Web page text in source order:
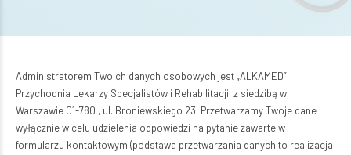
Administratorem Twoich danych osobowych jest „ALKAMED”
Przychodnia Lekarzy Specjalistów i Rehabilitacji, z siedzibą w
Warszawie 01-780 , ul. Broniewskiego 23. Przetwarzamy Twoje dane
wyłącznie w celu udzielenia odpowiedzi na pytanie zawarte w
formularzu kontaktowym (podstawa przetwarzania danych to realizacja